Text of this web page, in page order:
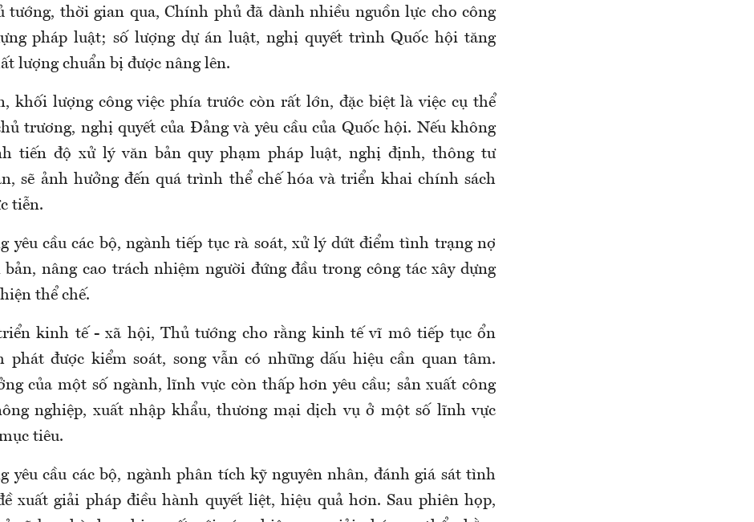
tướng, thời gian qua, Chính phủ đã dành nhiều nguồn lực cho công
pháp luật; số lượng dự án luật, nghị quyết trình Quốc hội tăng
lượng chuẩn bị được nâng lên.
khối lượng công việc phía trước còn rất lớn, đặc biệt là việc cụ thể
trương, nghị quyết của Đảng và yêu cầu của Quốc hội. Nếu không
tiến độ xử lý văn bản quy phạm pháp luật, nghị định, thông tư
sẽ ảnh hưởng đến quá trình thể chế hóa và triển khai chính sách
tiễn.
yêu cầu các bộ, ngành tiếp tục rà soát, xử lý dứt điểm tình trạng nợ
bản, nâng cao trách nhiệm người đứng đầu trong công tác xây dựng
thể chế.
kinh tế - xã hội, Thủ tướng cho rằng kinh tế vĩ mô tiếp tục ổn
phát được kiểm soát, song vẫn có những dấu hiệu cần quan tâm.
của một số ngành, lĩnh vực còn thấp hơn yêu cầu; sản xuất công
nghiệp, xuất nhập khẩu, thương mại dịch vụ ở một số lĩnh vực
tiêu.
yêu cầu các bộ, ngành phân tích kỹ nguyên nhân, đánh giá sát tình
xuất giải pháp điều hành quyết liệt, hiệu quả hơn. Sau phiên họp,